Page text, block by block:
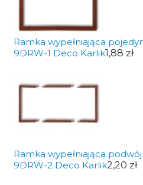
Ramka wypełniająca
9DRW-1 Deco Karlik1,88 zł
Ramka wypełniająca
9DRW-2 Deco Karlik2,20 zł